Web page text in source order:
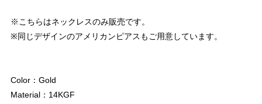
※こちらはネックレスのみ販売です。
※同じデザインのアメリカンピアスもご用意しています。
Color：Gold
Material：14KGF